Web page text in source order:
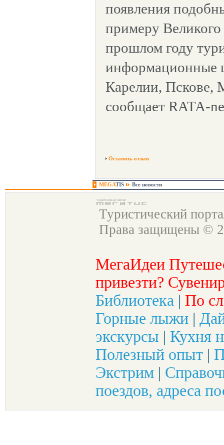
появления
примеру
прошлом году
информационные
Карелии, Пскове,
сообщает RATA-
Оставить отзыв
MEGATIS Все новости
Туристический
Права защищены ©
МегаИдеи
привезти?
Библиотека | По
Горные лыжи |
экскурсы | Кухня
Полезный опыт |
Экстрим |
поездов, адреса